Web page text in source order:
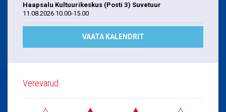
Haapsalu Kultuurikeskus (Posti 3) Suvetuur
11.08.2026 10.00-15.00
VAATA KALENDRIT
Verevarud